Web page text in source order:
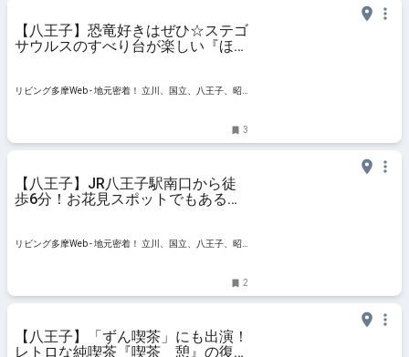
【八王子】恐竜好きはぜひ☆ステゴ
サウルスのすべり台が楽しい『ほん
リビング多摩Web - 地元密着！ 立川、国立、八王子、昭
3
【八王子】JR八王子駅南口から徒
歩6分！お花見スポットでもある
リビング多摩Web - 地元密着！ 立川、国立、八王子、昭
2
【八王子】「ずん喫茶」にも出演！
レトロな純喫茶『喫茶 憩』の復刻